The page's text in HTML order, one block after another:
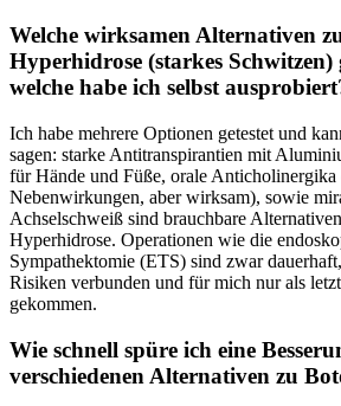
Welche wirksamen Alternativen
Hyperhidrose (starkes‍ Schwitzen)
welche habe ich selbst⁣
Ich habe mehrere Optionen getestet ⁤und
sagen: starke Antitranspirantien mit
für ⁤Hände und Füße, orale
⁢Nebenwirkungen, aber wirksam), sowie
Achselschweiß sind⁤ brauchbare
Hyperhidrose. Operationen wie die
Sympathektomie (ETS) sind zwar
Risiken verbunden⁢ und für‍ mich nur als‌
gekommen.
Wie schnell spüre ich ​eine
verschiedenen Alternativen​ zu⁣